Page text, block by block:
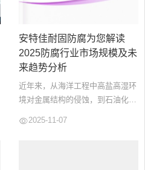
安特佳耐固防腐为您解读
2025防腐行业市场规模及未
来趋势分析
近年来，从海洋工程中高盐高湿环
境对金属结构的侵蚀，到石油化工
2025-11-07